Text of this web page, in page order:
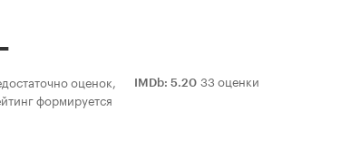
оценок,
формируется
IMDb: 5.20 33 оценки